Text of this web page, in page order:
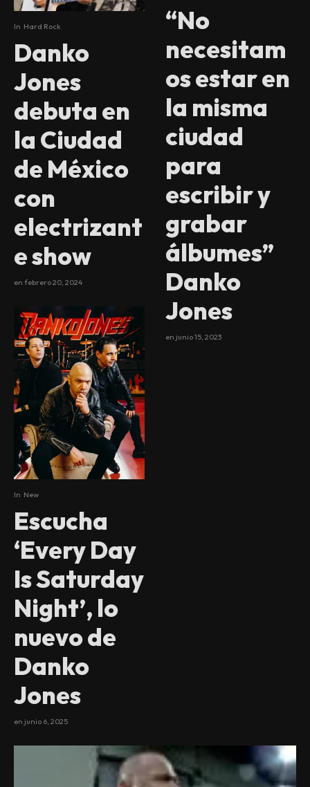
In Hard Rock
Danko
Jones
debuta en
la Ciudad
de México
con
electrizant
e show
en febrero 20, 2024
In New
Escucha
‘Every Day
Is Saturday
Night’, lo
nuevo de
Danko
Jones
en junio 6, 2025
“No
necesitam
os estar en
la misma
ciudad
para
escribir y
grabar
álbumes”
Danko
Jones
en junio 15, 2023